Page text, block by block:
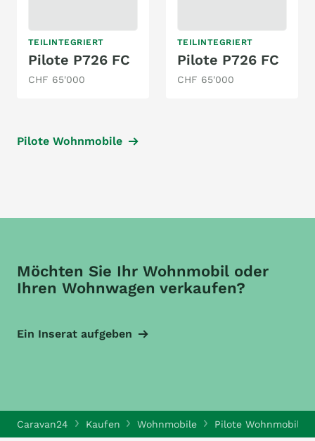
TEILINTEGRIERT
Pilote P726 FC
CHF 65'000
TEILINTEGRIERT
Pilote P726 FC
CHF 65'000
Pilote Wohnmobile
Möchten Sie Ihr Wohnmobil oder
Ihren Wohnwagen verkaufen?
Ein Inserat aufgeben
Caravan24 Kaufen Wohnmobile Pilote Wohnmobile